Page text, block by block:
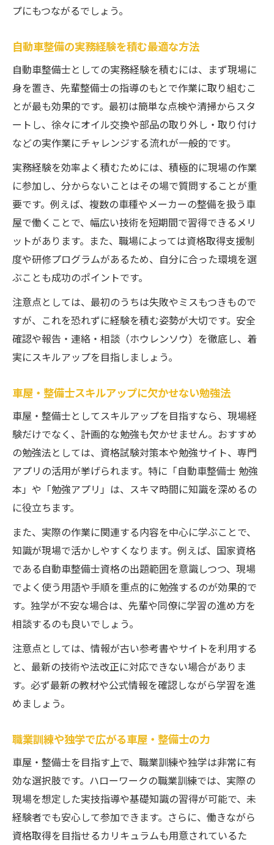
プにもつながるでしょう。
自動車整備の実務経験を積む最適な方法
自動車整備士としての実務経験を積むには、まず現場に
身を置き、先輩整備士の指導のもとで作業に取り組むこ
とが最も効果的です。最初は簡単な点検や清掃からスタ
ートし、徐々にオイル交換や部品の取り外し・取り付け
などの実作業にチャレンジする流れが一般的です。
実務経験を効率よく積むためには、積極的に現場の作業
に参加し、分からないことはその場で質問することが重
要です。例えば、複数の車種やメーカーの整備を扱う車
屋で働くことで、幅広い技術を短期間で習得できるメリ
ットがあります。また、職場によっては資格取得支援制
度や研修プログラムがあるため、自分に合った環境を選
ぶことも成功のポイントです。
注意点としては、最初のうちは失敗やミスもつきもので
すが、これを恐れずに経験を積む姿勢が大切です。安全
確認や報告・連絡・相談（ホウレンソウ）を徹底し、着
実にスキルアップを目指しましょう。
車屋・整備士スキルアップに欠かせない勉強法
車屋・整備士としてスキルアップを目指すなら、現場経
験だけでなく、計画的な勉強も欠かせません。おすすめ
の勉強法としては、資格試験対策本や勉強サイト、専門
アプリの活用が挙げられます。特に「自動車整備士 勉強
本」や「勉強アプリ」は、スキマ時間に知識を深めるの
に役立ちます。
また、実際の作業に関連する内容を中心に学ぶことで、
知識が現場で活かしやすくなります。例えば、国家資格
である自動車整備士資格の出題範囲を意識しつつ、現場
でよく使う用語や手順を重点的に勉強するのが効果的で
す。独学が不安な場合は、先輩や同僚に学習の進め方を
相談するのも良いでしょう。
注意点としては、情報が古い参考書やサイトを利用する
と、最新の技術や法改正に対応できない場合がありま
す。必ず最新の教材や公式情報を確認しながら学習を進
めましょう。
職業訓練や独学で広がる車屋・整備士の力
車屋・整備士を目指す上で、職業訓練や独学は非常に有
効な選択肢です。ハローワークの職業訓練では、実際の
現場を想定した実技指導や基礎知識の習得が可能で、未
経験者でも安心して参加できます。さらに、働きながら
資格取得を目指せるカリキュラムも用意されているた